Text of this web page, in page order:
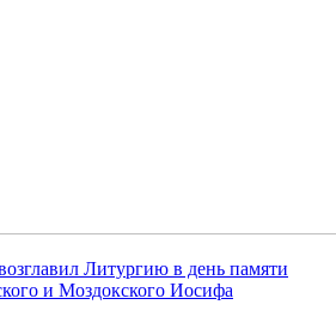
Литургию в день памяти
и Моздокского Иосифа